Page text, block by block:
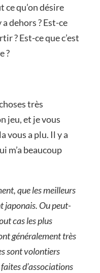
ce qu’on désire
a dehors ? Est-ce
? Est-ce que c’est
?
très
jeu, et je vous
vous a plu. Il y a
m’a beaucoup
que les meilleurs
japonais. Ou peut-
cas les plus
généralement très
sont volontiers
d’associations